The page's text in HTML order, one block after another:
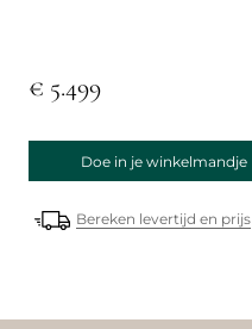
€ 5.499
Doe in je winkelmandje
Bereken levertijd en prijs